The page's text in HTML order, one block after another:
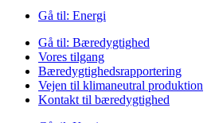
Gå til: Energi
Gå til: Bæredygtighed
Vores tilgang
Bæredygtighedsrapportering
Vejen til klimaneutral produktion
Kontakt til bæredygtighed